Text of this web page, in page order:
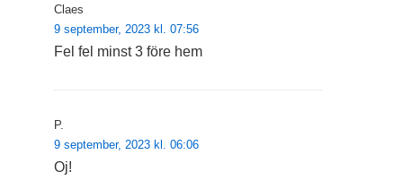
Claes
9 september, 2023 kl. 07:56
Fel fel minst 3 före hem
P.
9 september, 2023 kl. 06:06
Oj!